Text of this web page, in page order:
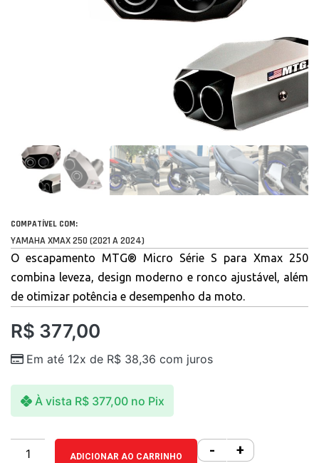
COMPATÍVEL COM:
YAMAHA XMAX 250 (2021 A 2024)
O escapamento MTG® Micro Série S para Xmax 250
combina leveza, design moderno e ronco ajustável, além
de otimizar potência e desempenho da moto.
R$ 377,00
Em até 12x de R$ 38,36 com juros
À vista R$377,00 no Pix
- +
ADICIONAR AO CARRINHO